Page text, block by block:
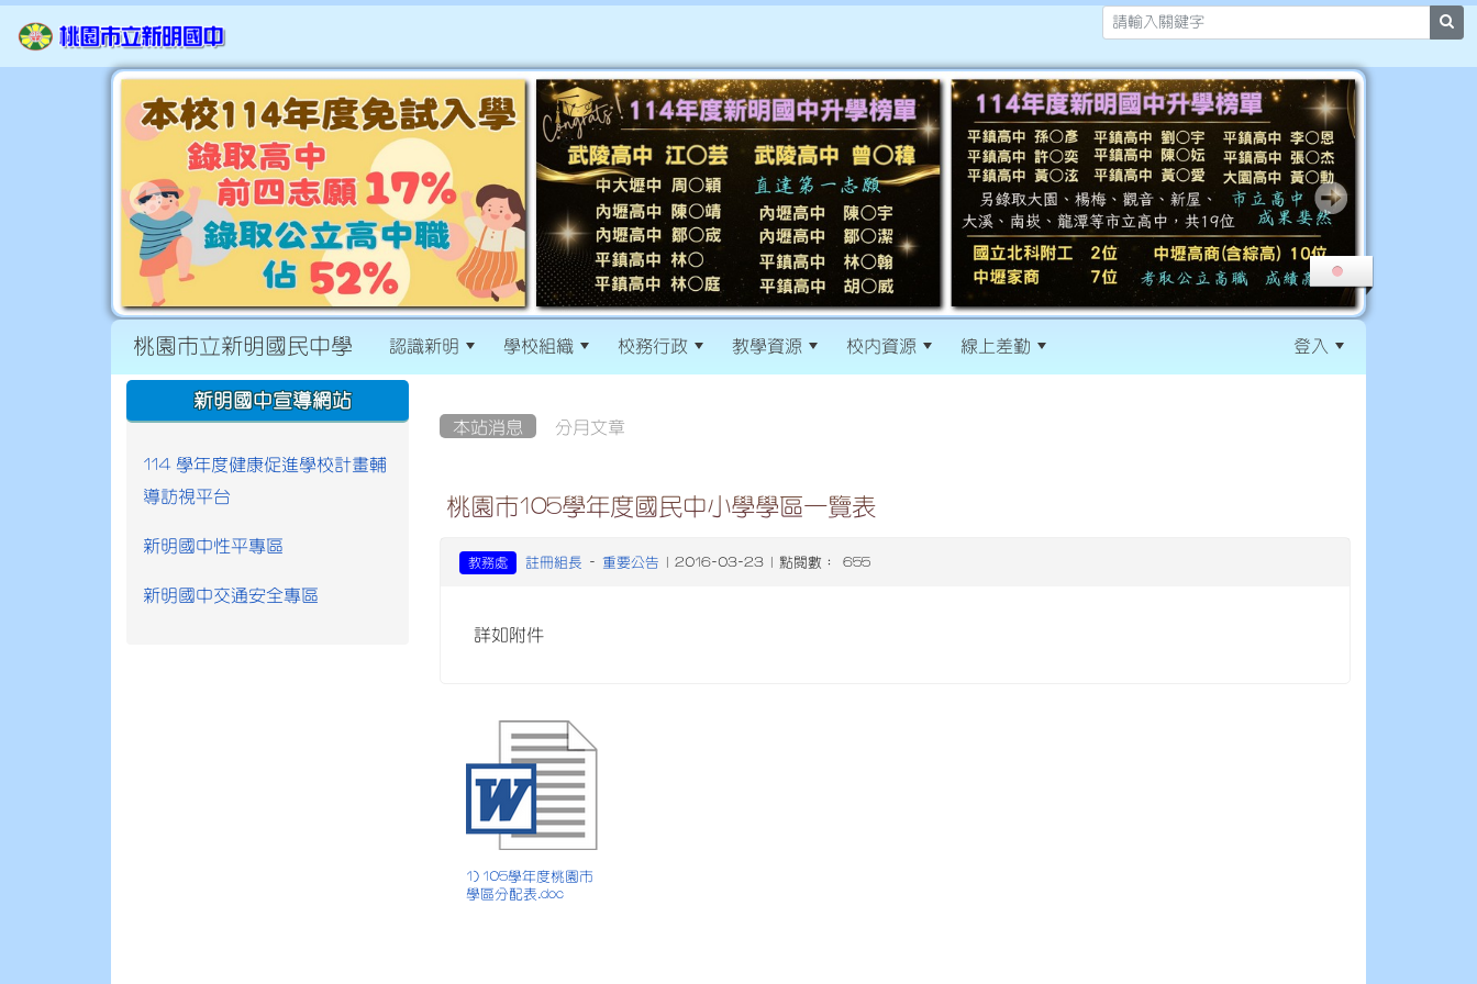
桃園市立新明國民中學 認識新明 學校組織 校務行政 教學資源 校內資源 線上差勤 登入
本站消息 分月文章
桃園市105學年度國民中小學學區一覽表
教務處 註冊組長 - 重要公告 | 2016-03-23 | 點閱數： 655
詳如附件
1) 105學年度桃園市
學區分配表.doc
:::
新明國中宣導網站
114 學年度健康促進學校計畫輔
導訪視平台
新明國中性平專區
新明國中交通安全專區